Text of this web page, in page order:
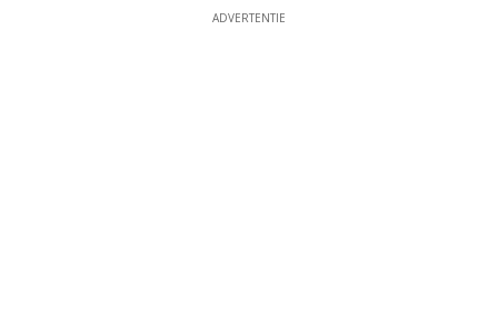
ADVERTENTIE